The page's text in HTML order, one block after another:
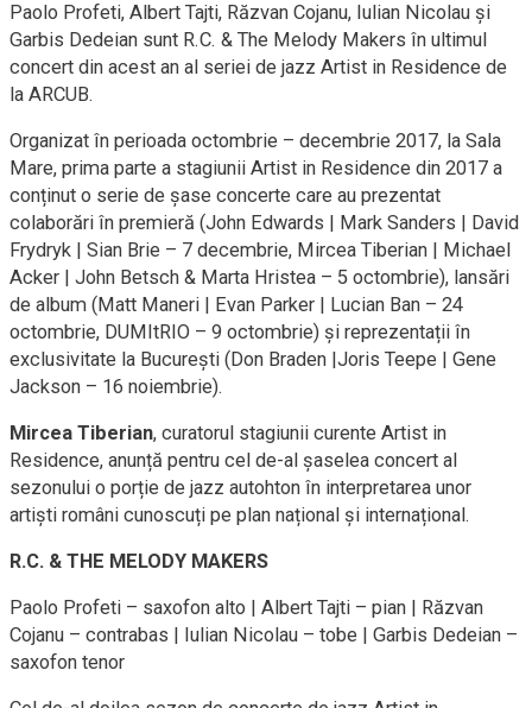
Paolo Profeti, Albert Tajti, Răzvan Cojanu, Iulian Nicolau şi
Garbis Dedeian sunt R.C. & The Melody Makers în ultimul
concert din acest an al seriei de jazz Artist in Residence de
la ARCUB.
Organizat în perioada octombrie – decembrie 2017, la Sala
Mare, prima parte a stagiunii Artist in Residence din 2017 a
conținut o serie de șase concerte care au prezentat
colaborări în premieră (John Edwards | Mark Sanders | David
Frydryk | Sian Brie – 7 decembrie, Mircea Tiberian | Michael
Acker | John Betsch & Marta Hristea – 5 octombrie), lansări
de album (Matt Maneri | Evan Parker | Lucian Ban – 24
octombrie, DUMItRIO – 9 octombrie) și reprezentații în
exclusivitate la București (Don Braden |Joris Teepe | Gene
Jackson – 16 noiembrie).
Mircea Tiberian, curatorul stagiunii curente Artist in
Residence, anunță pentru cel de-al șaselea concert al
sezonului o porție de jazz autohton în interpretarea unor
artiști români cunoscuți pe plan național și internațional.
R.C. & THE MELODY MAKERS
Paolo Profeti – saxofon alto | Albert Tajti – pian | Răzvan
Cojanu – contrabas | Iulian Nicolau – tobe | Garbis Dedeian –
saxofon tenor